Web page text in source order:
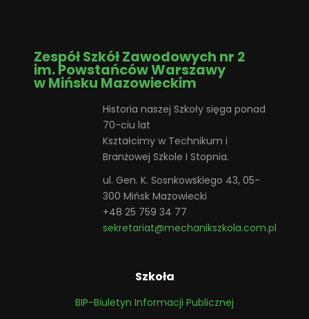
Zespół Szkół Zawodowych nr 2
im. Powstańców Warszawy
w Mińsku Mazowieckim
Historia naszej Szkoły sięga ponad
70-ciu lat
Kształcimy w Technikum i
Branżowej Szkole I Stopnia.
ul. Gen. K. Sosnkowskiego 43, 05-
300 Mińsk Mazowiecki
+48 25 759 34 77
sekretariat@mechanikszkola.com.pl
Szkoła
BIP-Biuletyn Informacji Publicznej